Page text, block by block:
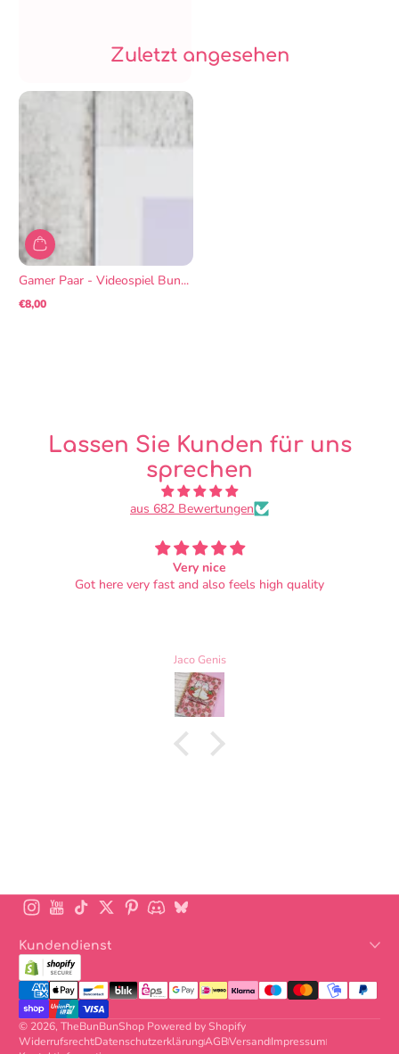
Zuletzt angesehen
Gamer Paar - Videospiel Bun...
Regulärer
€8,00
Lassen Sie Kunden für uns
sprechen
aus 682 Bewertungen
The Most amazing Gift
ive been a big fan of the bunbun shop for few years now
beautiful and filled up with the cutest little details not to
mention that the bag really can gold a LOT inside them!.
the bag can hold a lot of books and it still has space for
more 10/10.
Zmorka
Instagram
YouTube
TikTokTwitterPinterest
DiscordBlueSky
Kundendienst
Zahlungsmethoden
© 2026, TheBunBunShop Powered by Shopify
WiderrufsrechtDatenschutzerklärungAGBVersandImpressum